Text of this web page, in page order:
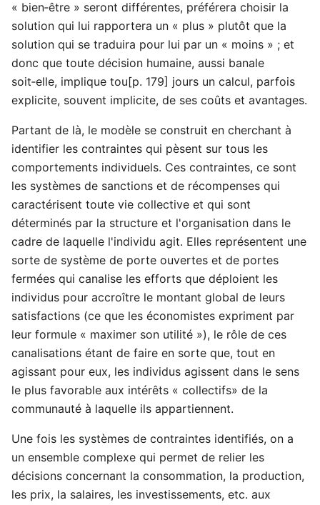
« bien‑être » seront différentes, préférera choisir la
solution qui lui rapportera un « plus » plutôt que la
solution qui se traduira pour lui par un « moins » ; et
donc que toute décision humaine, aussi banale
soit‑elle, implique tou[p. 179] jours un calcul, parfois
explicite, souvent implicite, de ses coûts et avantages.
Partant de là, le modèle se construit en cherchant à
identifier les contraintes qui pèsent sur tous les
comportements individuels. Ces contraintes, ce sont
les systèmes de sanctions et de récompenses qui
caractérisent toute vie collective et qui sont
déterminés par la structure et l'organisation dans le
cadre de laquelle l'individu agit. Elles représentent une
sorte de système de porte ouvertes et de portes
fermées qui canalise les efforts que déploient les
individus pour accroître le montant global de leurs
satisfactions (ce que les économistes expriment par
leur formule « maximer son utilité »), le rôle de ces
canalisations étant de faire en sorte que, tout en
agissant pour eux, les individus agissent dans le sens
le plus favorable aux intérêts « collectifs» de la
communauté à laquelle ils appartiennent.
Une fois les systèmes de contraintes identifiés, on a
un ensemble complexe qui permet de relier les
décisions concernant la consommation, la production,
les prix, la salaires, les investissements, etc. aux